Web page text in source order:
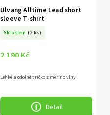
Ulvang Alltime Lead short
sleeve T-shirt
Skladem (2 ks)
2 190 Kč
Detail
Lehké a odolné tričko z merino vlny